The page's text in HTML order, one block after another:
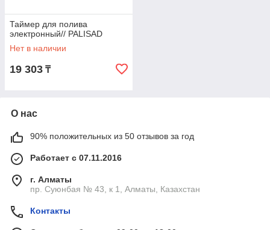
Таймер для полива
электронный// PALISAD
Нет в наличии
19 303 ₸
О нас
90% положительных из 50 отзывов за год
Работает с 07.11.2016
г. Алматы
пр. Суюнбая № 43, к 1, Алматы, Казахстан
Контакты